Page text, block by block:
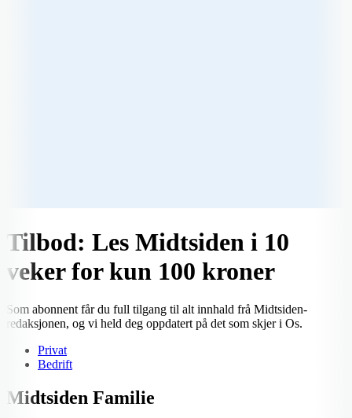
Tilbod: Les Midtsiden i 10
veker for kun 100 kroner
Som abonnent får du full tilgang til alt innhald frå Midtsiden-
redaksjonen, og vi held deg oppdatert på det som skjer i Os.
Privat
Bedrift
Midtsiden Familie